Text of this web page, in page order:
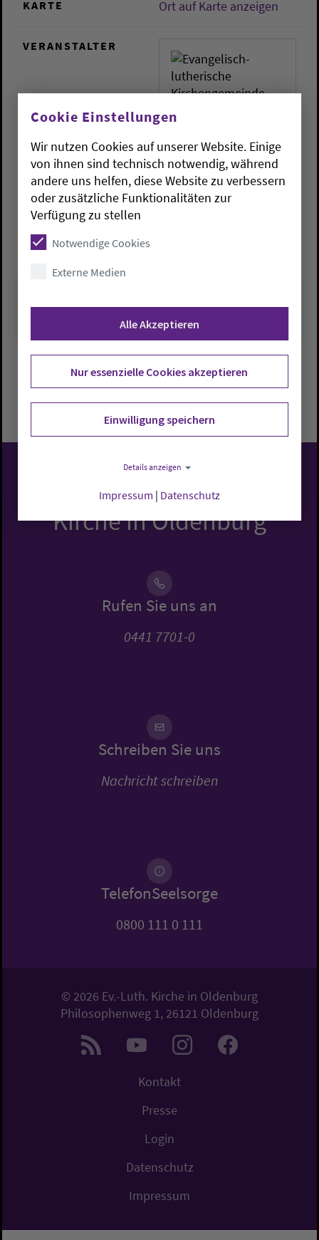
KARTE Ort auf Karte anzeigen
VERANSTALTER
Evangelisch-lutherische
Kirchengemeinde Varel
Schlossplatz 3
Zurück zu Übersicht
Evangelisch-Lutherische
Kirche in Oldenburg
Rufen Sie uns an
0441 7701-0
Schreiben Sie uns
Nachricht schreiben
TelefonSeelsorge
0800 111 0 111
© 2026 Ev.-Luth. Kirche in Oldenburg
Philosophenweg 1, 26121 Oldenburg
Kontakt
Presse
Login
Datenschutz
Impressum
Cookie Einstellungen
Wir nutzen Cookies auf unserer Website. Einige
von ihnen sind technisch notwendig, während
andere uns helfen, diese Website zu verbessern
oder zusätzliche Funktionalitäten zur
Verfügung zu stellen
Notwendige Cookies
Externe Medien
Alle Akzeptieren
Nur essenzielle Cookies akzeptieren
Einwilligung speichern
Details anzeigen
Impressum | Datenschutz